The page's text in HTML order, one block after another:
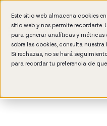
Este sitio web almacena cookies
sitio web y nos permite
para generar analíticas y métricas
sobre las cookies, consulta nuestra
Si rechazas, no se hará
para recordar tu preferencia de